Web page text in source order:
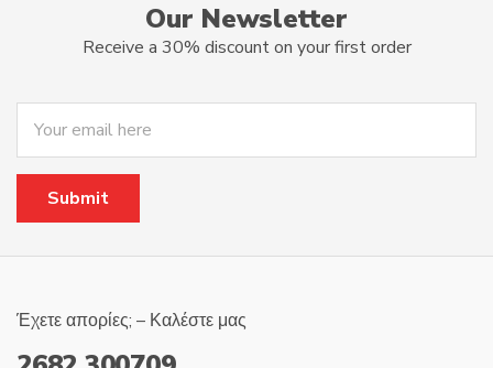
Our Newsletter
Receive a 30% discount on your first order
Έχετε απορίες; – Καλέστε μας